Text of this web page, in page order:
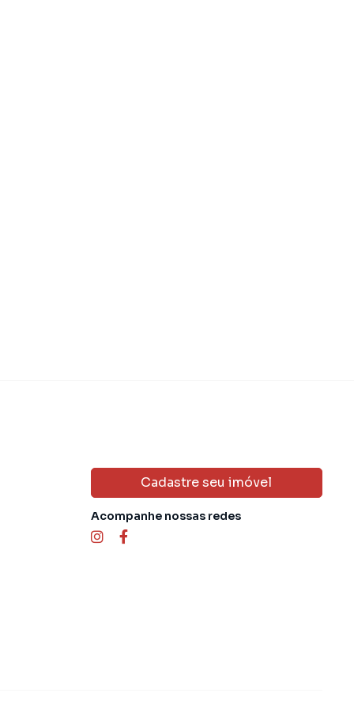
Cadastre seu imóvel
Acompanhe nossas redes